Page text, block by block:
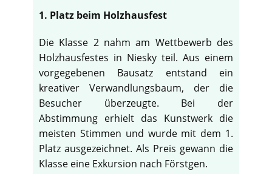
1. Platz beim Holzhausfest
Die Klasse 2 nahm am Wettbewerb des
Holzhausfestes in Niesky teil. Aus einem
vorgegebenen Bausatz entstand ein
kreativer Verwandlungsbaum, der die
Besucher überzeugte. Bei der
Abstimmung erhielt das Kunstwerk die
meisten Stimmen und wurde mit dem 1.
Platz ausgezeichnet. Als Preis gewann die
Klasse eine Exkursion nach Förstgen.